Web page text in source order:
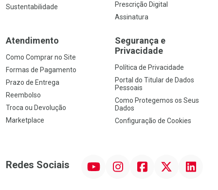
Sustentabilidade
Prescrição Digital
Assinatura
Atendimento
Como Comprar no Site
Formas de Pagamento
Prazo de Entrega
Reembolso
Troca ou Devolução
Marketplace
Segurança e
Privacidade
Política de Privacidade
Portal do Titular de Dados
Pessoais
Como Protegemos os Seus
Dados
Configuração de Cookies
Redes Sociais InstagramFacebookTwitter Linkedin